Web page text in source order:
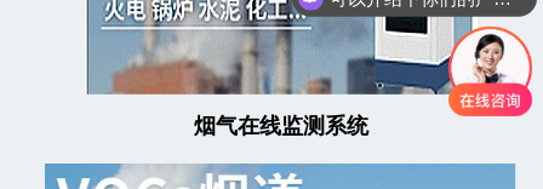
烟气在线监测系统